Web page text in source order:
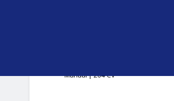
Manual | 264 CV